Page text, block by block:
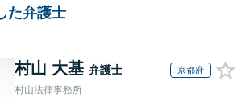
た弁護士
村山 大基 弁護士 京都府
村山法律事務所